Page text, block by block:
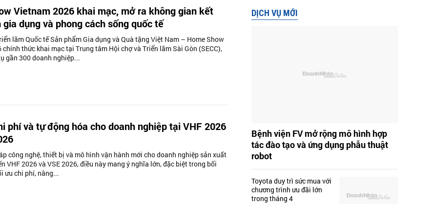
Vietnam 2026 khai mạc, mở ra không gian kết
gia dụng và phong cách sống quốc tế
lãm Quốc tế Sản phẩm Gia dụng và Quà tặng Việt Nam – Home Show
thức khai mạc tại Trung tâm Hội chợ và Triển lãm Sài Gòn (SECC),
gần 300 doanh nghiệp...
phí và tự động hóa cho doanh nghiệp tại VHF 2026
công nghệ, thiết bị và mô hình vận hành mới cho doanh nghiệp sản xuất
VHF 2026 và VSE 2026, điều này mang ý nghĩa lớn, đặc biệt trong bối
ưu chi phí, nâng...
DỊCH VỤ MỚI
Bệnh viện FV mở rộng mô hình hợp
tác đào tạo và ứng dụng phẫu thuật
robot
Toyota duy trì sức mua với
chương trình ưu đãi lớn
trong tháng 4